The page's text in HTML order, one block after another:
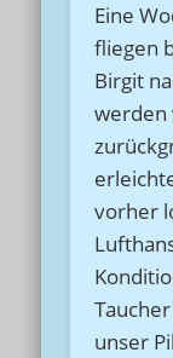
Eine
fliegen
Birgit
werden
vorher
unser